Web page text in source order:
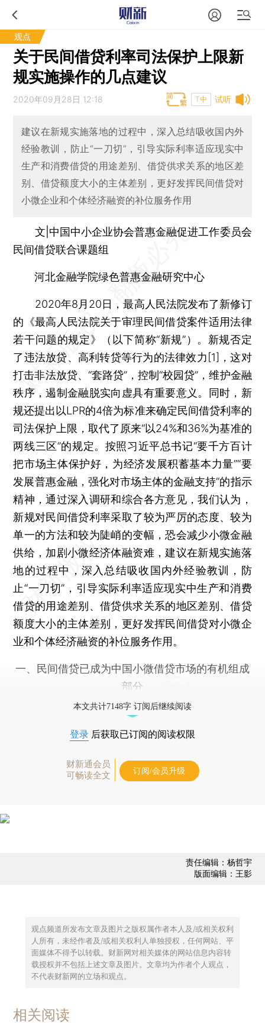
观点
关于民间借贷利率司法保护上限新
规实施操作的几点建议
试听
2020年09月28日 12:18 T中
建议在新规实施落地的过程中，深入总结吸收国内外
经验教训，防止“一刀切”，引导实际利率适应现实中
生产和消费借贷的用途差别、借贷供求关系的地区差
别、借贷额度大小的主体差别，更好发挥民间借贷对
小微企业和个体经济融资的补位服务作用
文|中国中小企业协会普惠金融促进工作委员会
民间借贷联合课题组
河北金融学院绿色普惠金融研究中心
2020年8月20日，最高人民法院发布了新修订
的《最高人民法院关于审理民间借贷案件适用法律
若干问题的规定》（以下简称“新规”）。新规否定
了违法放贷、高利转贷等行为的法律效力[1]，这对
打击非法放贷、“套路贷”，控制“校园贷”，维护金融
秩序，遏制金融脱实向虚具有重要意义。同时，新
规还提出以LPR的4倍为标准来确定民间借贷利率的
司法保护上限，取代了原来“以24%和36%为基准的
两线三区”的规定。按照习近平总书记“要千方百计
把市场主体保护好，为经济发展积蓄基本力量”“要
发展普惠金融，强化对市场主体的金融支持”的指示
精神，通过深入调研和综合各方意见，我们认为，
新规对民间借贷利率采取了较为严厉的态度、较为
单一的方法和较为陡峭的变幅，恐会减少小微金融
供给，加剧小微经济体融资难，建议在新规实施落
地的过程中，深入总结吸收国内外经验教训，防
止“一刀切”，引导实际利率适应现实中生产和消费
借贷的用途差别、借贷供求关系的地区差别、借贷
额度大小的主体差别，更好发挥民间借贷对小微企
业和个体经济融资的补位服务作用。
一、民间借贷已成为中国小微借贷市场的有机组成
部分
本文共计7148字 订阅后继续阅读
登录 后获取已订阅的阅读权限
财新通会员
可畅读全文
订阅/会员升级
责任编辑：杨哲宇
版面编辑：王影
观点频道所发布文章及图片之版权属作者本人及/或相关权利
人所有，未经作者及/或相关权利人单独授权，任何网站、平
面媒体不得予以转载。财新网对相关媒体的网站信息内容转
载授权并不包括上述文章及图片。文章均为作者个人观点，
不代表财新网的立场和观点。
相关阅读